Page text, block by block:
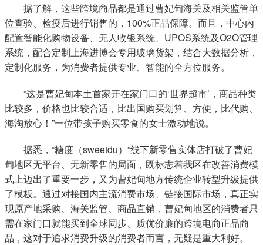
据了解，这些跨境商品都是通过曹妃甸海关及相关监管单
位查验、检疫后进行销售的，100%正品保障。而且，中心内
配置智能化购物设备、无人收银系统、UPOS系统及O2O管理
系统，配合定制上海进博会专用玻璃货架，结合大数据分析，
定制化服务，为消费者提供专业、智能的全方位服务。
“这是曹妃甸本土首家开在家门口的‘世界超市’，商品种类
比较多，价格也比较合适，比出国购买划算、方便，比代购、
海淘放心！”一位带孩子购买零食的女士激动地说。
据悉，“糖度（sweetdu）”线下新零售实体店打破了曹妃
甸地区无平台、无新零售的局面，既标志着我区在改善消费模
式上迈出了重要一步，又为曹妃甸地方传统企业转型升级提供
了模板。通过对接国内主流消费市场、链接国际市场，真正实
现原产地采购、海关监管、商品直销，曹妃甸地区的消费者只
需在家门口就能买到全球同步、质优价廉的跨境电商正品商
品，这对于追求消费升级的消费者而言，无疑是重大利好。